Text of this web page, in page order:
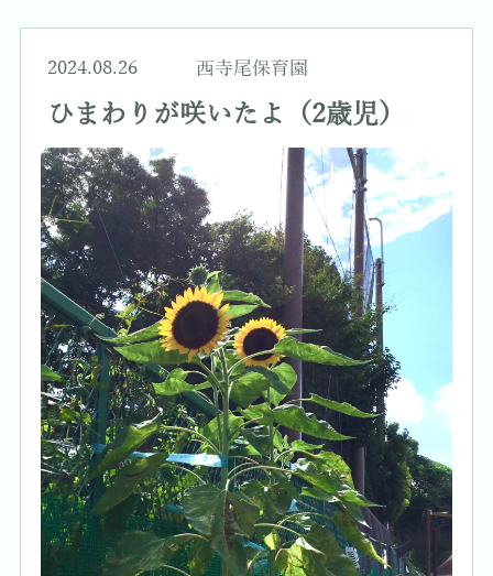
2024.08.26 西寺尾保育園
ひまわりが咲いたよ（2歳児）